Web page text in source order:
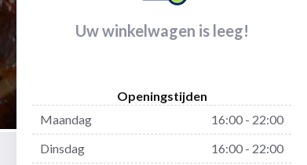
Uw winkelwagen is leeg!
Openingstijden
Maandag
16:00 - 22:00
Dinsdag
16:00 - 22:00